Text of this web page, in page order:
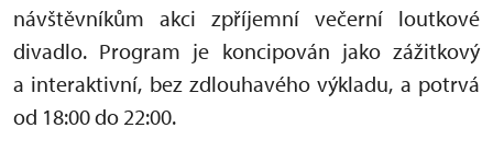
návštěvníkům akci zpříjemní večerní loutkové
divadlo. Program je koncipován jako zážitkový
a interaktivní, bez zdlouhavého výkladu, a potrvá
od 18:00 do 22:00.